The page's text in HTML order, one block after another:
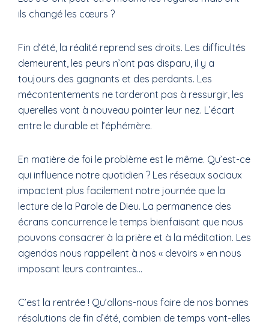
ils changé les cœurs ?
Fin d’été, la réalité reprend ses droits. Les difficultés
demeurent, les peurs n’ont pas disparu, il y a
toujours des gagnants et des perdants. Les
mécontentements ne tarderont pas à ressurgir, les
querelles vont à nouveau pointer leur nez. L’écart
entre le durable et l’éphémère.
En matière de foi le problème est le même. Qu’est-ce
qui influence notre quotidien ? Les réseaux sociaux
impactent plus facilement notre journée que la
lecture de la Parole de Dieu. La permanence des
écrans concurrence le temps bienfaisant que nous
pouvons consacrer à la prière et à la méditation. Les
agendas nous rappellent à nos « devoirs » en nous
imposant leurs contraintes…
C’est la rentrée ! Qu’allons-nous faire de nos bonnes
résolutions de fin d’été, combien de temps vont-elles